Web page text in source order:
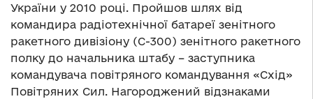
України у 2010 році. Пройшов шлях від
командира радіотехнічної батареї зенітного
ракетного дивізіону (С-300) зенітного ракетного
полку до начальника штабу – заступника
командувача повітряного командування «Схід»
Повітряних Сил. Нагороджений відзнаками